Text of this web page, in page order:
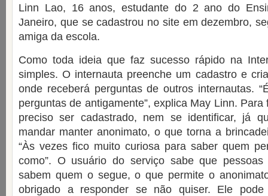
Linn Lao, 16 anos, estudante do 2 ano do
Janeiro, que se cadastrou no site em dezembro,
amiga da escola.
Como toda ideia que faz sucesso rápido na
simples. O internauta preenche um cadastro e
onde receberá perguntas de outros internautas.
perguntas de antigamente”, explica May Linn.
preciso ser cadastrado, nem se identificar, já
mandar manter anonimato, o que torna a
“Às vezes fico muito curiosa para saber quem
como”. O usuário do serviço sabe que
sabem quem o segue, o que permite o
obrigado a responder se não quiser. Ele pode